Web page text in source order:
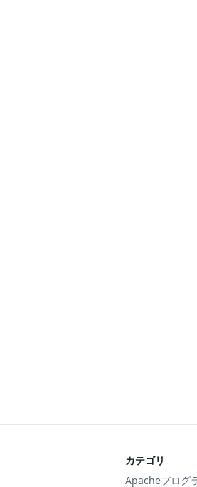
カテゴリ
Apacheプログ